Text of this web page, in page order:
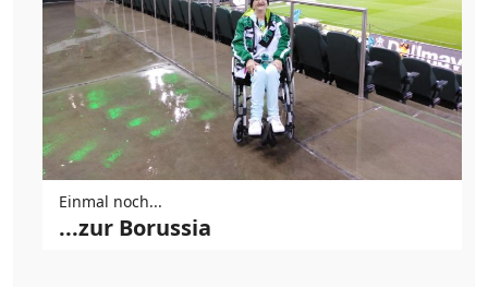
Einmal noch...
...zur Borussia